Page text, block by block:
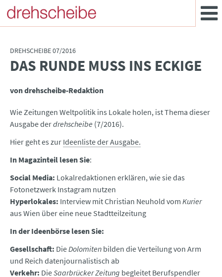
DREHSCHEIBE 07/2016
:DAS RUNDE MUSS INS ECKIGE
von drehscheibe-Redaktion
Wie Zeitungen Weltpolitik ins Lokale holen, ist Thema dieser
Ausgabe derdrehscheibe (7/2016).
Hier geht es zur Ideenliste der Ausgabe.
In Magazinteil lesen Sie:
Social Media: Lokalredaktionen erklären, wie sie das
Fotonetzwerk Instagram nutzen
Hyperlokales: Interview mit Christian Neuhold vom Kurier
aus Wien über eine neue Stadtteilzeitung
In der Ideenbörse lesen Sie:
Gesellschaft: DieDolomiten bilden die Verteilung von Arm
und Reich datenjournalistisch ab
Verkehr: DieSaarbrücker Zeitung begleitet Berufspendler